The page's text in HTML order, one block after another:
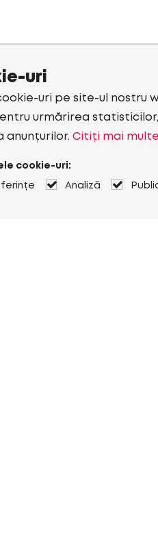
uri
uri pe site-ul nostru
urmărirea
anunțurilor. Citiți mai
cookie-uri:
Analiză